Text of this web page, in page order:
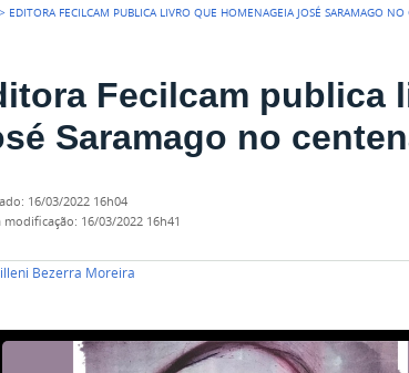
> EDITORA FECILCAM PUBLICA LIVRO QUE HOMENAGEIA JOSÉ SARAMAGO
Fecilcam publica
Saramago no
: 16/03/2022 16h04
modificação: 16/03/2022 16h41
Bezerra Moreira